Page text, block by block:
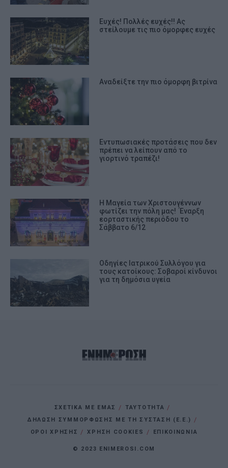
Ευχές! Πολλές ευχές!! Ας
στείλουμε τις πιο όμορφες ευχές
Αναδείξτε την πιο όμορφη βιτρίνα
Εντυπωσιακές προτάσεις που δεν
πρέπει να λείπουν από το
γιορτινό τραπέζι!
Η Μαγεία των Χριστουγέννων
φωτίζει την πόλη μας! Έναρξη
εορταστικής περιόδου το
Σάββατο 6/12
Οδηγίες Ιατρικού Συλλόγου για
τους κατοίκους: Σοβαροί κίνδυνοι
για τη δημόσια υγεία
ΣΧΕΤΙΚΑ ΜΕ ΕΜΑΣ
ΤΑΥΤΟΤΗΤΑ
ΔΗΛΩΣΗ ΣΥΜΜΟΡΦΩΣΗΣ ΜΕ ΤΗ ΣΥΣΤΑΣΗ (Ε.Ε.)
ΌΡΟΙ ΧΡΗΣΗΣ
ΧΡΗΣΗ COOKIES ΕΠΙΚΟΙΝΩΝΙΑ
© 2023 ENIMEROSI.COM